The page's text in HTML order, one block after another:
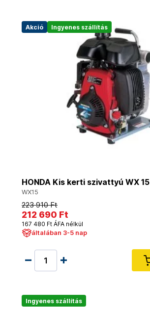
Akció Ingyenes szállítás
HONDA Kis kerti szivattyú WX 15
WX15
223 910 Ft
212 690 Ft
167 480 Ft ÁFA nélkül
általában 3-5 nap
Ingyenes szállítás